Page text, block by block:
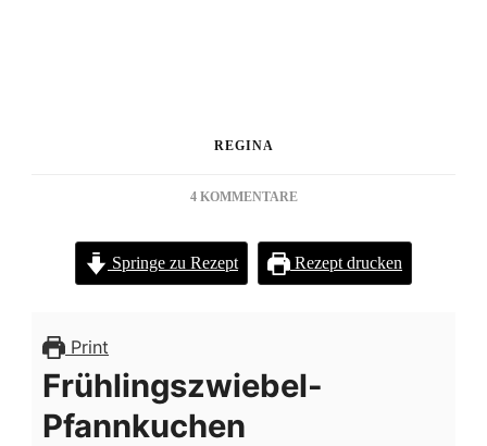
REGINA
4 KOMMENTAREZU
PFANNKUCHEN
NACH
DEM
VON
SISSI
Springe zu Rezept Rezept drucken
Print
Frühlingszwiebel-
Pfannkuchen